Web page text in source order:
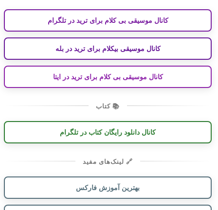
کانال موسیقی بی کلام برای ترید در تلگرام
کانال موسیقی بیکلام برای ترید در بله
کانال موسیقی بی کلام برای ترید در ایتا
📚 کتاب
کانال دانلود رایگان کتاب در تلگرام
🔗 لینک‌های مفید
بهترین آموزش فارکس